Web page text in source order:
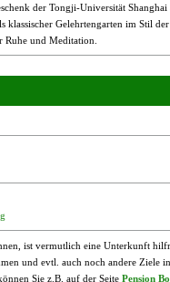
der Tongji-Universität
Gelehrtengarten im Stil der
Ruhe und Meditation.
ist vermutlich eine Unterkunft
und evtl. auch noch andere Ziele
Sie z.B. auf der Seite Pension